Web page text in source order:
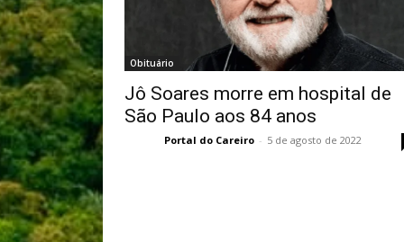
Obituário
Jô Soares morre em hospital de
São Paulo aos 84 anos
Portal do Careiro - 5 de agosto de 2022